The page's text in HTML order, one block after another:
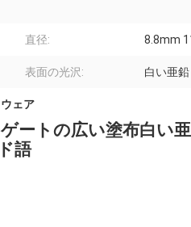
直径: 8.8mm
表面の光沢: 白い亜鉛
ェア
ートの広い塗布白い
ド語